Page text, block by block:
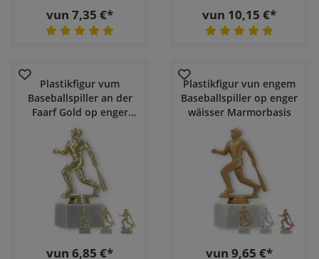
vun 7,35 €* vun 10,15 €*
Plastikfigur vum
Baseballspiller an der
Faarf Gold op enger
wäisser Marmorbasis
vun 6,85 €*
Plastikfigur vun engem
Baseballspiller op enger
wäisser Marmorbasis
vun 9,65 €*